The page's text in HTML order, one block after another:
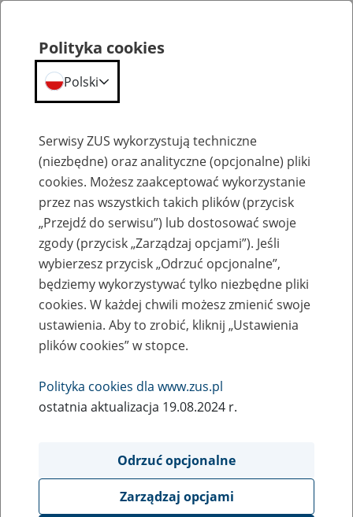
Okienko Górnicze
Inne
Okienko Górnicze 2026
Polityka cookies
Polski
Serwisy ZUS wykorzystują techniczne
(niezbędne) oraz analityczne (opcjonalne) pliki
cookies. Możesz zaakceptować wykorzystanie
przez nas wszystkich takich plików (przycisk
„Przejdź do serwisu”) lub dostosować swoje
zgody (przycisk „Zarządzaj opcjami”). Jeśli
wybierzesz przycisk „Odrzuć opcjonalne”,
będziemy wykorzystywać tylko niezbędne pliki
cookies. W każdej chwili możesz zmienić swoje
ustawienia. Aby to zrobić, kliknij „Ustawienia
plików cookies” w stopce.
Polityka cookies dla www.zus.pl
ostatnia aktualizacja 19.08.2024 r.
Odrzuć opcjonalne
Zarządzaj opcjami